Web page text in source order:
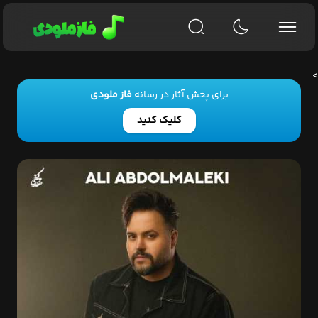
برای پخش آثار در رسانهفاز ملودی
کلیک کنید
>